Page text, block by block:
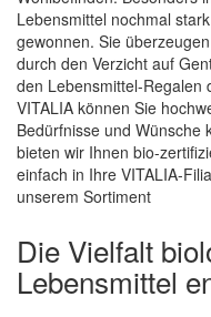
Lebensmittel nochmal
gewonnen. Sie
durch den Verzicht auf
den Lebensmittel-Regalen
VITALIA können Sie
Bedürfnisse und Wünsche
bieten wir Ihnen bio-
einfach in Ihre VITALIA-
unserem Sortiment
Die Vielfalt
Lebensmittel